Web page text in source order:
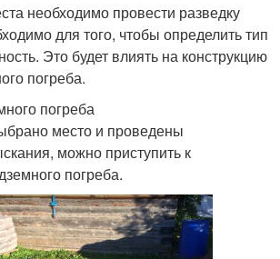
необходимо провести разведку
для того, чтобы определить тип
Это будет влиять на конструкцию
погреба.
погреба
место и проведены
можно приступить к
погреба.